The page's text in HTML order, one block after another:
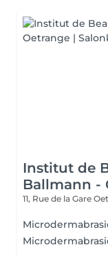
Institut de
Ballmann -
11, Rue de la Gare